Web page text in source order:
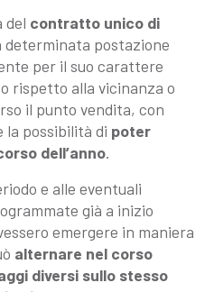
del contratto unico di
determinata postazione
per il suo carattere
rispetto alla vicinanza o
il punto vendita, con
la possibilità di poter
dell’anno.
e alle eventuali
già a inizio
emergere in maniera
alternare nel corso
diversi sullo stesso